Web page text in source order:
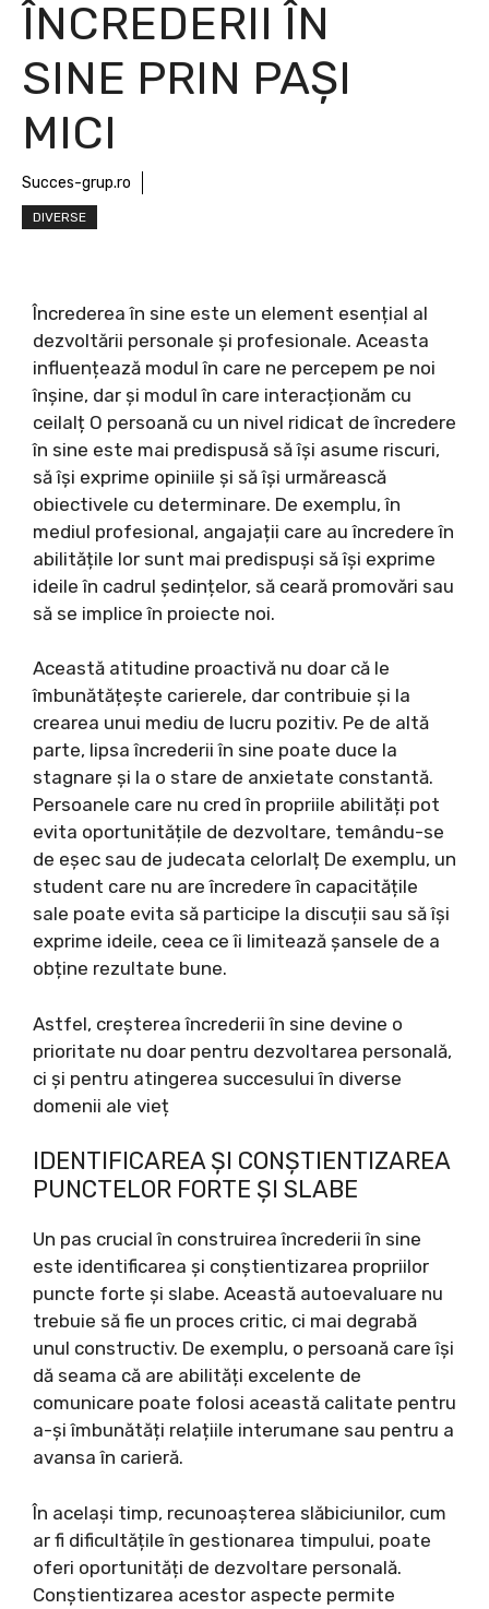
ÎNCREDERII ÎN
SINE PRIN PAȘI
MICI
Succes-grup.ro
DIVERSE
Încrederea în sine este un element esențial al
dezvoltării personale și profesionale. Aceasta
influențează modul în care ne percepem pe noi
înșine, dar și modul în care interacționăm cu
ceilalț O persoană cu un nivel ridicat de încredere
în sine este mai predispusă să își asume riscuri,
să își exprime opiniile și să își urmărească
obiectivele cu determinare. De exemplu, în
mediul profesional, angajații care au încredere în
abilitățile lor sunt mai predispuși să își exprime
ideile în cadrul ședințelor, să ceară promovări sau
să se implice în proiecte noi.
Această atitudine proactivă nu doar că le
îmbunătățește carierele, dar contribuie și la
crearea unui mediu de lucru pozitiv. Pe de altă
parte, lipsa încrederii în sine poate duce la
stagnare și la o stare de anxietate constantă.
Persoanele care nu cred în propriile abilități pot
evita oportunitățile de dezvoltare, temându-se
de eșec sau de judecata celorlalț De exemplu, un
student care nu are încredere în capacitățile
sale poate evita să participe la discuții sau să își
exprime ideile, ceea ce îi limitează șansele de a
obține rezultate bune.
Astfel, creșterea încrederii în sine devine o
prioritate nu doar pentru dezvoltarea personală,
ci și pentru atingerea succesului în diverse
domenii ale vieț
IDENTIFICAREA ȘI CONȘTIENTIZAREA
PUNCTELOR FORTE ȘI SLABE
Un pas crucial în construirea încrederii în sine
este identificarea și conștientizarea propriilor
puncte forte și slabe. Această autoevaluare nu
trebuie să fie un proces critic, ci mai degrabă
unul constructiv. De exemplu, o persoană care își
dă seama că are abilități excelente de
comunicare poate folosi această calitate pentru
a-și îmbunătăți relațiile interumane sau pentru a
avansa în carieră.
În același timp, recunoașterea slăbiciunilor, cum
ar fi dificultățile în gestionarea timpului, poate
oferi oportunități de dezvoltare personală.
Conștientizarea acestor aspecte permite